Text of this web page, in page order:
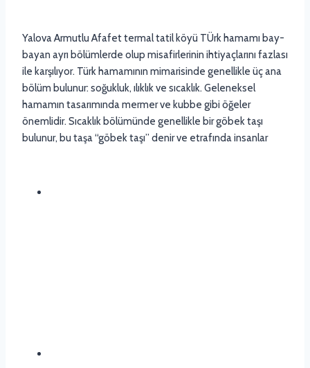
Yalova Armutlu Afafet termal tatil köyü TÜrk hamamı bay-
bayan ayrı bölümlerde olup misafirlerinin ihtiyaçlarını fazlası
ile karşılıyor. Türk hamamının mimarisinde genellikle üç ana
bölüm bulunur: soğukluk, ılıklık ve sıcaklık. Geleneksel
hamamın tasarımında mermer ve kubbe gibi öğeler
önemlidir. Sıcaklık bölümünde genellikle bir göbek taşı
bulunur, bu taşa “göbek taşı” denir ve etrafında insanlar